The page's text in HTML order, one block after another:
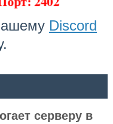
Discord
серверу в